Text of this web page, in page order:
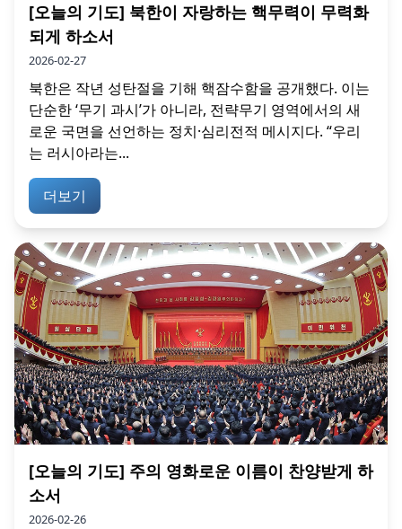
[오늘의 기도] 북한이 자랑하는 핵무력이 무력화
되게 하소서
2026-02-27
북한은 작년 성탄절을 기해 핵잠수함을 공개했다. 이는
단순한 ‘무기 과시’가 아니라, 전략무기 영역에서의 새
로운 국면을 선언하는 정치·심리전적 메시지다. “우리
는 러시아라는...
더보기
[오늘의 기도] 주의 영화로운 이름이 찬양받게 하
소서
2026-02-26